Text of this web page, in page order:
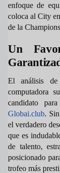
enfoque de
coloca al City
de la
Un
El análisis
computadora
candidato
Globai.club.
el verdadero
que es
de talento,
posicionado
trofeo más